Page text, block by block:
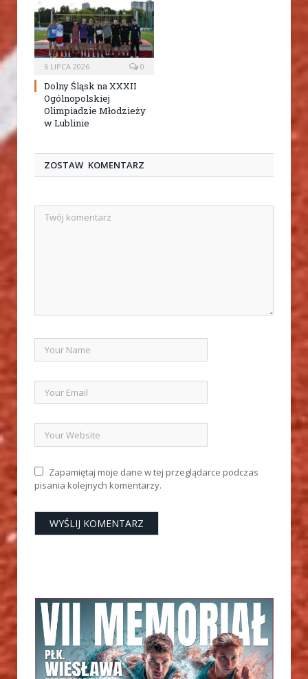
6 LIPCA 2026 0
Dolny Śląsk na XXXII
Ogólnopolskiej
Olimpiadzie Młodzieży
w Lublinie
ZOSTAW KOMENTARZ
Zapamiętaj moje dane w tej przeglądarce podczas
pisania kolejnych komentarzy.